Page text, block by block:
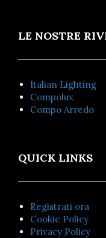
LE NOSTRE
Italian Lighting
Compolux
Compo Arredo
QUICK LINKS
Registrati ora
Cookie Policy
Privacy Policy